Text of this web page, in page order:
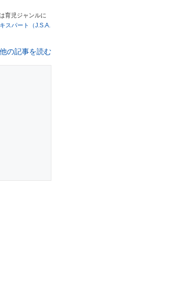
育児ジャンルに
スパート（J.S.A.
の記事を読む